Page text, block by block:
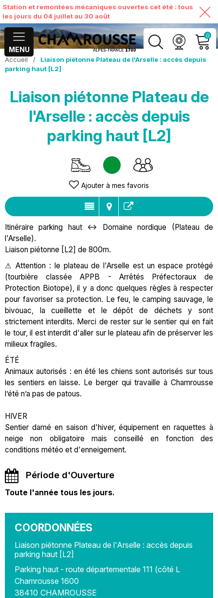
Station et remontées mécaniques ouvertes cet été : tous
les jours du 04 juillet au 30 août
MENU
0
MON COMPTE
VOIR MON PANIER
Accueil /
Liaison piétonne Plateau de l'Arselle : accès depuis
parking haut [L2]
Liaison piétonne Plateau de
l'Arselle : accès depuis
parking haut [L2]
Ajouter à mes favoris
Itinéraire parking haut <-> Domaine nordique (Plateau de
l'Arselle).
Liaison piétonne [L2] de 800m.
⚠ Attention : le plateau de l'Arselle est un espace protégé
(tourbière classée APPB - Arrêtés Préfectoraux de
Protection Biotope), il y a donc quelques règles à respecter
pour favoriser sa protection. Le feu, le camping sauvage, le
bivouac, la cueillette et le dépôt de déchets y sont
strictement interdits. Merci de rester sur le sentier qui en fait
le tour, il est interdit d'aller sur le plateau afin de préserver les
milieux fragiles.
ÉTÉ
Animaux autorisés : en été les chiens sont autorisés sur tous
les sentiers en laisse. Le berger qui travaille à Chamrousse
l’été n’a pas de patous.
HIVER
Sentier damé en saison d'hiver, équipement en raquettes à
neige non obligatoire mais conseillé en fonction des
conditions météo et d'enneigement.
Période d'Ouverture
Toute l'année tous les jours.
COORDONNÉES
Liaison piétonne Plateau de l'Arselle : accès depuis
parking haut [L2]
Parking haut - route départementale 111 (côté L
Chamrousse 1600
38410 CHAMROUSSE